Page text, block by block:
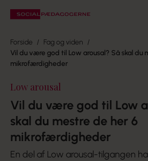
Forside
Fag og viden
Vil du være god til Low arousal? Så skal du
mikrofærdigheder
Low arousal
Vil du være god til Low
skal du mestre de her 6
mikrofærdigheder
En del af Low arousal-tilgangen